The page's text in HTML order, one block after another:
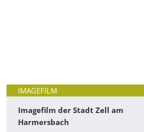
IMAGEFILM
Imagefilm der Stadt Zell am
Harmersbach